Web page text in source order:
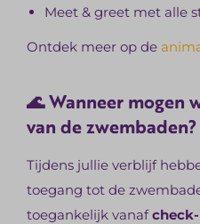
Meet & greet met alle
Ontdek meer op de
🌊 Wanneer mogen
van de zwembaden?
Tijdens jullie verblijf
toegang tot de
toegankelijk vanaf